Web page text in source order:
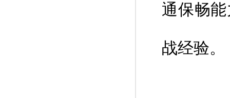
通保畅
战经验。